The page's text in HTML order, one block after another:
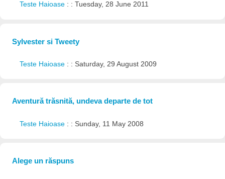
Teste Haioase : : Tuesday, 28 June 2011
Sylvester si Tweety
Teste Haioase : : Saturday, 29 August 2009
Aventură trăsnită, undeva departe de tot
Teste Haioase : : Sunday, 11 May 2008
Alege un răspuns